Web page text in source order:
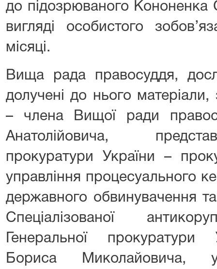
до підозрюваного Кононенка
вигляді особистого
місяці.
Вища рада правосуддя,
долучені до нього
– члена Вищої ради
Анатолійовича,
прокуратури України –
управління процесуального
державного обвинувачення
Спеціалізованої
Генеральної прокуратури
Бориса Миколайовича,